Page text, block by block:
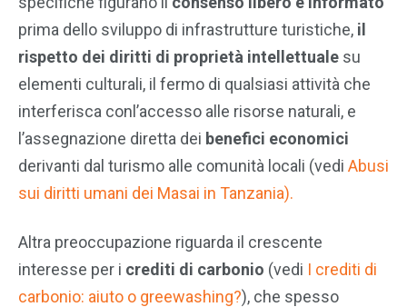
prima dello sviluppo di infrastrutture turistiche, il
rispetto dei diritti di proprietà intellettuale su
elementi culturali, il fermo di qualsiasi attività che
interferisca conl’accesso alle risorse naturali, e
l’assegnazione diretta dei benefici economici
derivanti dal turismo alle comunità locali (vedi Abusi
sui diritti umani dei Masai in Tanzania).
Altra preoccupazione riguarda il crescente
interesse per i crediti di carbonio (vedi I crediti di
carbonio: aiuto o greewashing?), che spesso